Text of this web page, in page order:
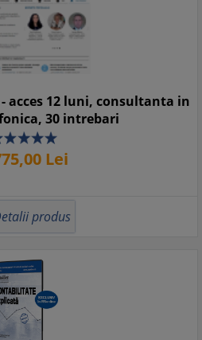
acces 12 luni, consultanta in
30 intrebari
00 Lei
produs